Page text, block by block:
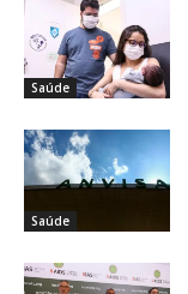
Saúde
Saúde